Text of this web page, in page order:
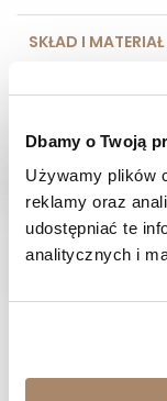
Dbamy o Twoją
Używamy plików
reklamy oraz
udostępniać te
analitycznych i
SKŁAD I MATERIAŁ
SPOSOBY
OPINIE (0)
MASZ
Pracujemy od
godziny 15:00.
SZYBKA